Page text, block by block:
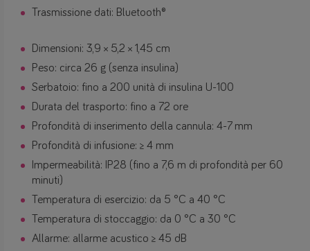
Trasmissione dati: Bluetooth®
Dimensioni: 3,9 × 5,2 × 1,45 cm
Peso: circa 26 g (senza insulina)
Serbatoio: fino a 200 unità di insulina U-100
Durata del trasporto: fino a 72 ore
Profondità di inserimento della cannula: 4-7 mm
Profondità di infusione: ≥ 4 mm
Impermeabilità: IP28 (fino a 7,6 m di profondità per 60
minuti)
Temperatura di esercizio: da 5 °C a 40 °C
Temperatura di stoccaggio: da 0 °C a 30 °C
Allarme: allarme acustico ≥ 45 dB